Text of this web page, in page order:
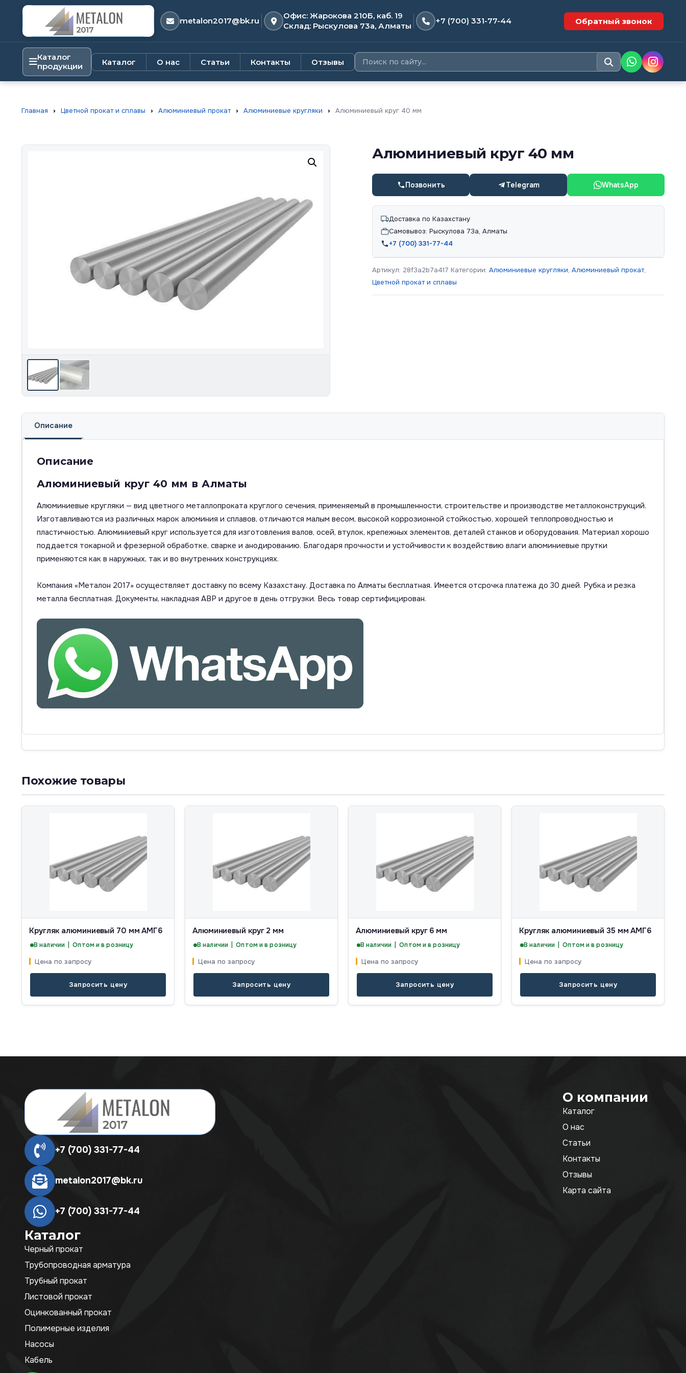
metalon2017@bk.ru
Офис: Жарокова 210Б, каб. 19
Склад: Рыскулова 73а, Алматы
+7 (700) 331-77-44 Обратный звонок
Каталог
продукции
Каталог О нас Статьи Контакты Отзывы
Главная › Цветной прокат и сплавы › Алюминиевый прокат › Алюминиевые кругляки › Алюминиевый круг 40 мм
Алюминиевый круг 40 мм
Позвонить Telegram WhatsApp
Доставка по Казахстану
Самовывоз: Рыскулова 73а, Алматы
+7 (700) 331-77-44
Артикул: 28f3a2b7a417 Категории:Алюминиевые кругляки,Алюминиевый прокат,
Цветной прокат и сплавы
Описание
Описание
Алюминиевый круг 40 мм в Алматы
Алюминиевые кругляки — вид цветного металлопроката круглого сечения, применяемый в промышленности, строительстве и производстве металлоконструкций.
Изготавливаются из различных марок алюминия и сплавов, отличаются малым весом, высокой коррозионной стойкостью, хорошей теплопроводностью и
пластичностью. Алюминиевый круг используется для изготовления валов, осей, втулок, крепежных элементов, деталей станков и оборудования. Материал хорошо
поддается токарной и фрезерной обработке, сварке и анодированию. Благодаря прочности и устойчивости к воздействию влаги алюминиевые прутки
применяются как в наружных, так и во внутренних конструкциях.
Компания «Металон 2017» осуществляет доставку по всему Казахстану. Доставка по Алматы бесплатная. Имеется отсрочка платежа до 30 дней. Рубка и резка
металла бесплатная. Документы, накладная АВР и другое в день отгрузки. Весь товар сертифицирован.
Похожие товары
Кругляк алюминиевый 70 мм АМГ6
В наличии | Оптом и в розницу
Цена по запросу
Запросить цену
Алюминиевый круг 2 мм
В наличии | Оптом и в розницу
Цена по запросу
Запросить цену
Алюминиевый круг 6 мм
В наличии | Оптом и в розницу
Цена по запросу
Запросить цену
Кругляк алюминиевый 35 мм АМГ6
В наличии | Оптом и в розницу
Цена по запросу
Запросить цену
+7 (700) 331-77-44
metalon2017@bk.ru
+7 (700) 331-77-44
Каталог
Черный прокат
Трубопроводная арматура
Трубный прокат
Листовой прокат
Оцинкованный прокат
Полимерные изделия
Насосы
Кабель
О компании
Каталог
О нас
Статьи
Контакты
Отзывы
Карта сайта